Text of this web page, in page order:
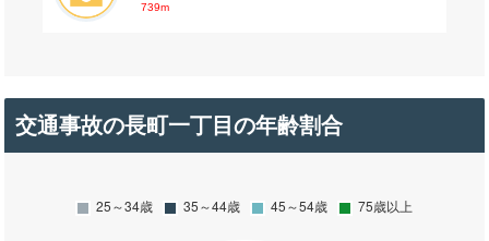
739m
交通事故の長町一丁目の年齢割合